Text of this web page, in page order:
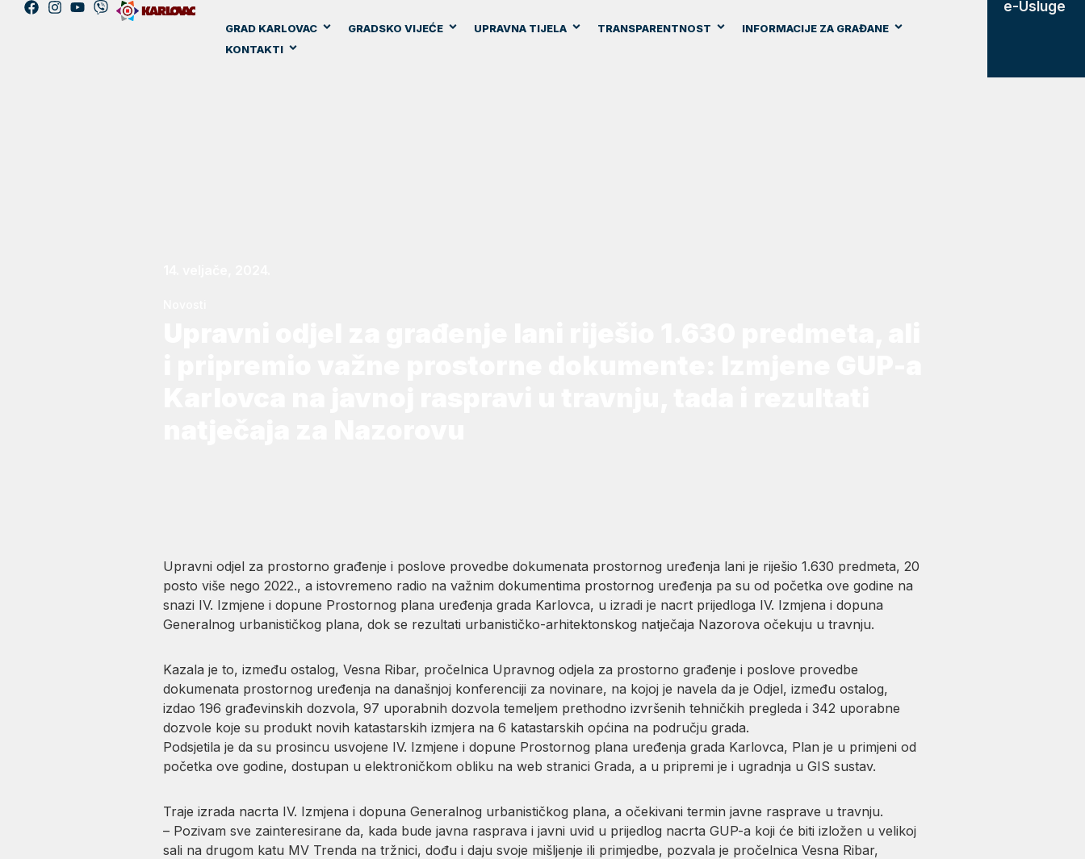
GRAD KARLOVAC GRADSKO VIJEĆE UPRAVNA TIJELA TRANSPARENTNOST
INFORMACIJE ZA GRAĐANE
KONTAKTI
e-Usluge
Upravni odjel za prostorno građenje i poslove provedbe dokumenata prostornog uređenja lani je riješio 1.630 predmeta, 20
posto više nego 2022., a istovremeno radio na važnim dokumentima prostornog uređenja pa su od početka ove godine na
snazi IV. Izmjene i dopune Prostornog plana uređenja grada Karlovca, u izradi je nacrt prijedloga IV. Izmjena i dopuna
Generalnog urbanističkog plana, dok se rezultati urbanističko-arhitektonskog natječaja Nazorova očekuju u travnju.
Kazala je to, između ostalog, Vesna Ribar, pročelnica Upravnog odjela za prostorno građenje i poslove provedbe
dokumenata prostornog uređenja na današnjoj konferenciji za novinare, na kojoj je navela da je Odjel, između ostalog,
izdao 196 građevinskih dozvola, 97 uporabnih dozvola temeljem prethodno izvršenih tehničkih pregleda i 342 uporabne
dozvole koje su produkt novih katastarskih izmjera na 6 katastarskih općina na području grada.
Podsjetila je da su prosincu usvojene IV. Izmjene i dopune Prostornog plana uređenja grada Karlovca, Plan je u primjeni od
početka ove godine, dostupan u elektroničkom obliku na web stranici Grada, a u pripremi je i ugradnja u GIS sustav.
Traje izrada nacrta IV. Izmjena i dopuna Generalnog urbanističkog plana, a očekivani termin javne rasprave u travnju.
– Pozivam sve zainteresirane da, kada bude javna rasprava i javni uvid u prijedlog nacrta GUP-a koji će biti izložen u velikoj
sali na drugom katu MV Trenda na tržnici, dođu i daju svoje mišljenje ili primjedbe, pozvala je pročelnica Vesna Ribar,